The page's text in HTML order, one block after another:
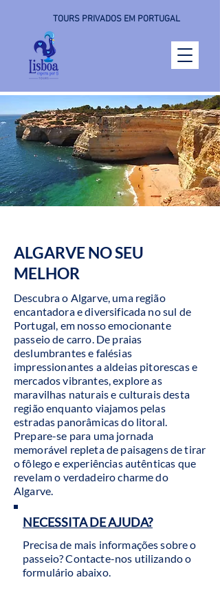
TOURS PRIVADOS EM PORTUGAL
ALGARVE NO SEU
MELHOR
Descubra o Algarve, uma região
encantadora e diversificada no sul de
Portugal, em nosso emocionante
passeio de carro. De praias
deslumbrantes e falésias
impressionantes a aldeias pitorescas e
mercados vibrantes, explore as
maravilhas naturais e culturais desta
região enquanto viajamos pelas
estradas panorâmicas do litoral.
Prepare-se para uma jornada
memorável repleta de paisagens de tirar
o fôlego e experiências autênticas que
revelam o verdadeiro charme do
Algarve.
NECESSITA DE AJUDA?
Precisa de mais informações sobre o
passeio? Contacte-nos utilizando o
formulário abaixo.